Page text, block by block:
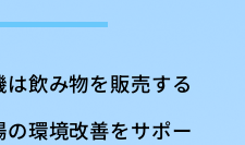
飲み物を販売する
の環境改善をサポー